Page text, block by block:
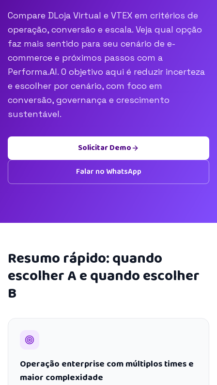
Compare DLoja Virtual e VTEX em critérios de
operação, conversão e escala. Veja qual opção
faz mais sentido para seu cenário de e-
commerce e próximos passos com a
Performa.AI. O objetivo aqui é reduzir incerteza
e escolher por cenário, com foco em
conversão, governança e crescimento
sustentável.
Solicitar Demo
Falar no WhatsApp
Resumo rápido: quando
escolher A e quando escolher
B
Operação enterprise com múltiplos times e
maior complexidade